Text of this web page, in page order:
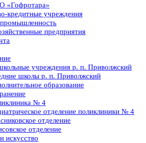
«Гофротара»
кредитные учреждения
предприятия
учреждения р. п. Приволжский
школы р. п. Приволжский
образование
№ 4
отделение поликлиники № 4
отделение
отделение
искусство